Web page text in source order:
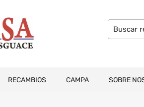
RECAMBIOS CAMPA SOBRE